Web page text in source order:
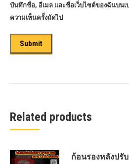
บันทึกชื่อ, อีเมล และชื่อเว็บไซต์ของฉันบนเ
ความเห็นครั้งถัดไป
Related products
ก้อนรองหลังปรั